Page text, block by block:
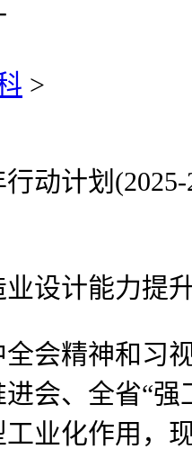
>
计划(2025-
计能力提升
精神和习
会、全省“
业化作用，